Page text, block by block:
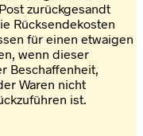
zurückgesandt
Rücksendekosten
für einen etwaigen
wenn dieser
Beschaffenheit,
Waren nicht
ist.